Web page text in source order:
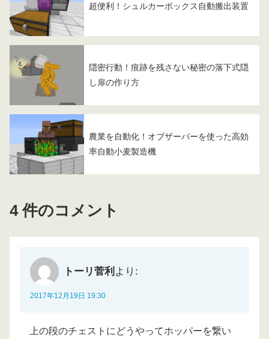
超便利！シュルカーボックス自動搬出装置
隠密行動！痕跡を残さない秘密の落下式隠
し扉の作り方
農業を自動化！オブザーバーを使った高効
率自動小麦製造機
4 件のコメント
トーリ菅利 より:
2017年12月19日 19:30
上の段のチェストにどうやってホッパーを繋い